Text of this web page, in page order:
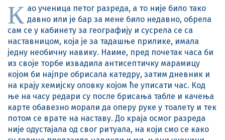
К ао ученица петог разреда, а то није било тако
давно или је бар за мене било недавно, обрела
сам се у кабинету за географију и сусрела се са
наставницом, која је за тадашње прилике, имала
једну необичну навику. Наиме, пред почетак часа би
из своје торбе извадила антисептичку марамицу
којом би најпре обрисала катедру, затим дневник и
на крају хемијску оловку којом ће уписати час. Код
ње на часу редари су после брисања табле и качења
карте обавезно морали да оперу руке у тоалету и тек
потом се врате на наставу. До краја осмог разреда
није одустајала од свог ритуала, на који смо се како